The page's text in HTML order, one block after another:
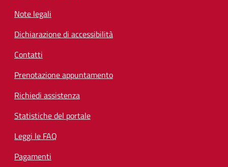
Note legali
Dichiarazione di accessibilità
Contatti
Prenotazione appuntamento
Richiedi assistenza
Statistiche del portale
Leggi le FAQ
Pagamenti